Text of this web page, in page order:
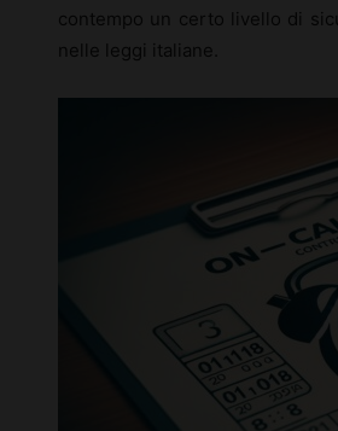
contempo un certo livello di
nelle leggi italiane.